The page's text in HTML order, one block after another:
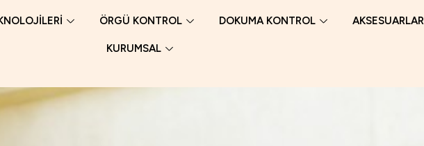
ÖRGÜ KONTROL DOKUMA KONTROL AKSESUARLAR
KURUMSAL